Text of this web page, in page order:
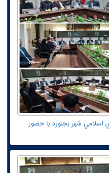
شهر بجنورد با حضور